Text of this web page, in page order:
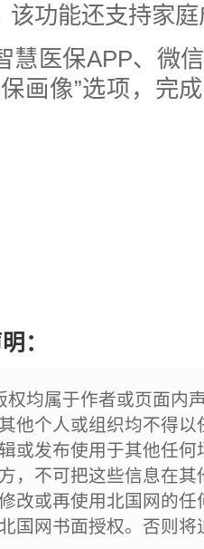
该功能还支持家
医保APP、微信
画像”选项，完
：
权均属于作者或页面内
他个人或组织均不得
或发布使用于其他任
，不可把这些信息在
改或再使用北国网的
国网书面授权。否则将